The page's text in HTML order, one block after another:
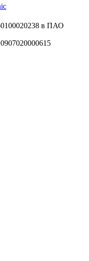
в ПАО